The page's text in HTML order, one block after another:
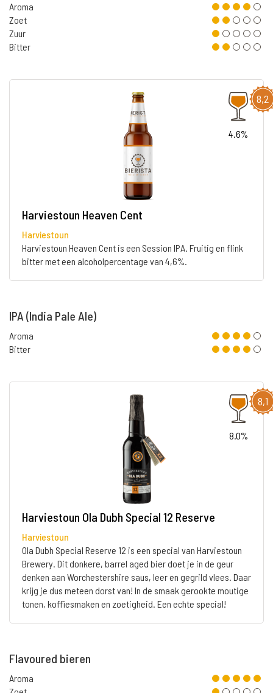
Aroma
Zoet
Zuur
Bitter
8,2
4.6%
Harviestoun Heaven Cent
Harviestoun
Harviestoun Heaven Cent is een Session IPA. Fruitig en flink
bitter met een alcoholpercentage van 4,6%.
IPA (India Pale Ale)
Aroma
Bitter
8,1
8.0%
Harviestoun Ola Dubh Special 12 Reserve
Harviestoun
Ola Dubh Special Reserve 12 is een special van Harviestoun
Brewery. Dit donkere, barrel aged bier doet je in de geur
denken aan Worchestershire saus, leer en gegrild vlees. Daar
krijg je dus meteen dorst van! In de smaak gerookte moutige
tonen, koffiesmaken en zoetigheid. Een echte special!
Flavoured bieren
Aroma